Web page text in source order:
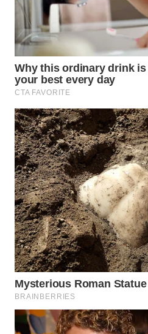
LANGKAT
WN
TAPANULI
SELATAN
WN
TANJUNG
LESUNG
WN
KARO
WN
SIMALUNGUN
WN
LABUHANBATU
WN
TENGAH